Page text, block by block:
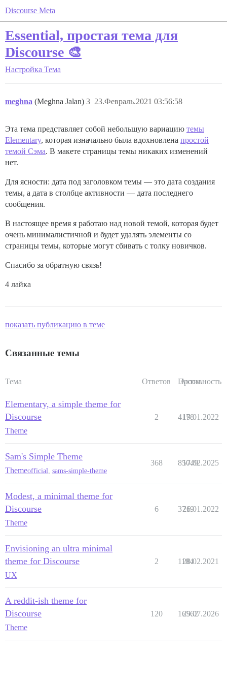
Discourse Meta
Essential, простая тема для
Discourse 🎨
Настройка Тема
meghna (Meghna Jalan) 23.Февраль.2021 03:56:58
3
Эта тема представляет собой небольшую вариацию темы
Elementary, которая изначально была вдохновлена простой
темой Сэма. В макете страницы темы никаких изменений
нет.
Для ясности: дата под заголовком темы — это дата создания
темы, а дата в столбце активности — дата последнего
сообщения.
В настоящее время я работаю над новой темой, которая будет
очень минималистичной и будет удалять элементы со
страницы темы, которые могут сбивать с толку новичков.
Спасибо за обратную связь!
4 лайка
показать публикацию в теме
Связанные темы
Тема Ответов Просм.
Активность
Elementary, a simple theme for
Discourse
Theme
2 4178
19.01.2022
Sam's Simple Theme
Themeofficial sams-simple-theme
368 85049
17.02.2025
Modest, a minimal theme for
Discourse
Theme
6 3719
26.01.2022
Envisioning an ultra minimal
theme for Discourse
UX
2 1184
28.02.2021
A reddit-ish theme for
Discourse
Theme
120 16562
29.07.2026